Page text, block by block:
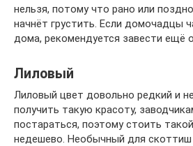
нельзя, потому что рано или
начнёт грустить. Если домочадцы
дома, рекомендуется завести ещё
Лиловый
Лиловый цвет довольно редкий и
получить такую красоту,
постараться, поэтому стоить
недешево. Необычный для скоттиш